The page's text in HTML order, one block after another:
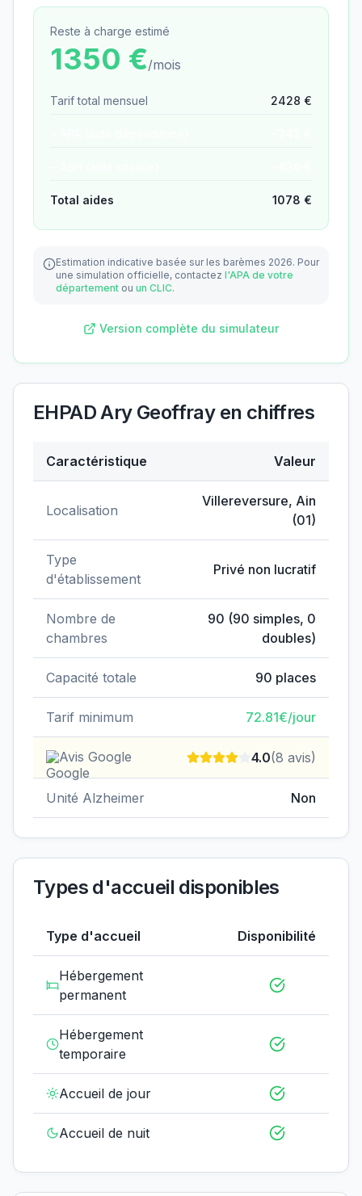
Reste à charge estimé
1350 €/mois
Tarif total mensuel 2428 €
Total aides 1078 €
Estimation indicative basée sur les barèmes 2026. Pour
une simulation officielle, contactez l'APA de votre
département ou un CLIC.
Version complète du simulateur
EHPAD Ary Geoffrayen chiffres
Caractéristique Valeur
Localisation
Villereversure, Ain
(01)
Type
d'établissement
Privé non lucratif
Nombre de
chambres
90 (90 simples, 0
doubles)
Capacité totale 90 places
Tarif minimum 72.81€/jour
Avis Google 4.0(8 avis)
Unité Alzheimer Non
Types d'accueil disponibles
Type d'accueil Disponibilité
Hébergement
permanent
Hébergement
temporaire
Accueil de jour
Accueil de nuit